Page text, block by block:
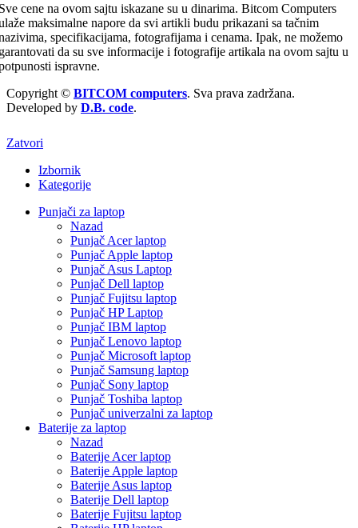
cene na ovom sajtu iskazane su u dinarima. Bitcom Computers
maksimalne napore da svi artikli budu prikazani sa tačnim
specifikacijama, fotografijama i cenama. Ipak, ne možemo
da su sve informacije i fotografije artikala na ovom sajtu u
ispravne.
Copyright © BITCOM computers. Sva prava zadržana.
Developed by D.B. code.
Zatvori
Izbornik
Kategorije
Punjači za laptop
Nazad
Punjač Acer laptop
Punjač Apple laptop
Punjač Asus Laptop
Punjač Dell laptop
Punjač Fujitsu laptop
Punjač HP Laptop
Punjač IBM laptop
Punjač Lenovo laptop
Punjač Microsoft laptop
Punjač Samsung laptop
Punjač Sony laptop
Punjač Toshiba laptop
Punjač univerzalni za laptop
Baterije za laptop
Nazad
Baterije Acer laptop
Baterije Apple laptop
Baterije Asus laptop
Baterije Dell laptop
Baterije Fujitsu laptop